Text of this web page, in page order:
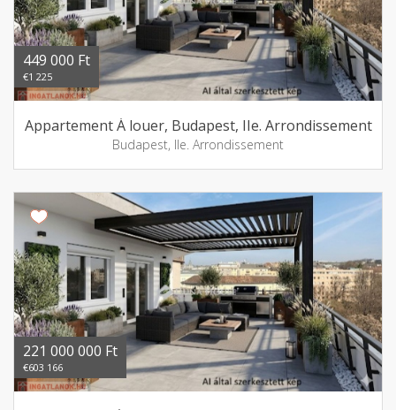
449 000 Ft
€1 225
Appartement Á louer, Budapest, IIe. Arrondissement
Budapest, IIe. Arrondissement
221 000 000 Ft
€603 166